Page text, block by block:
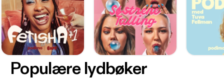
Populære lydbøker